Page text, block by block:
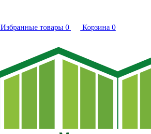
Избранные товары 0 Корзина 0